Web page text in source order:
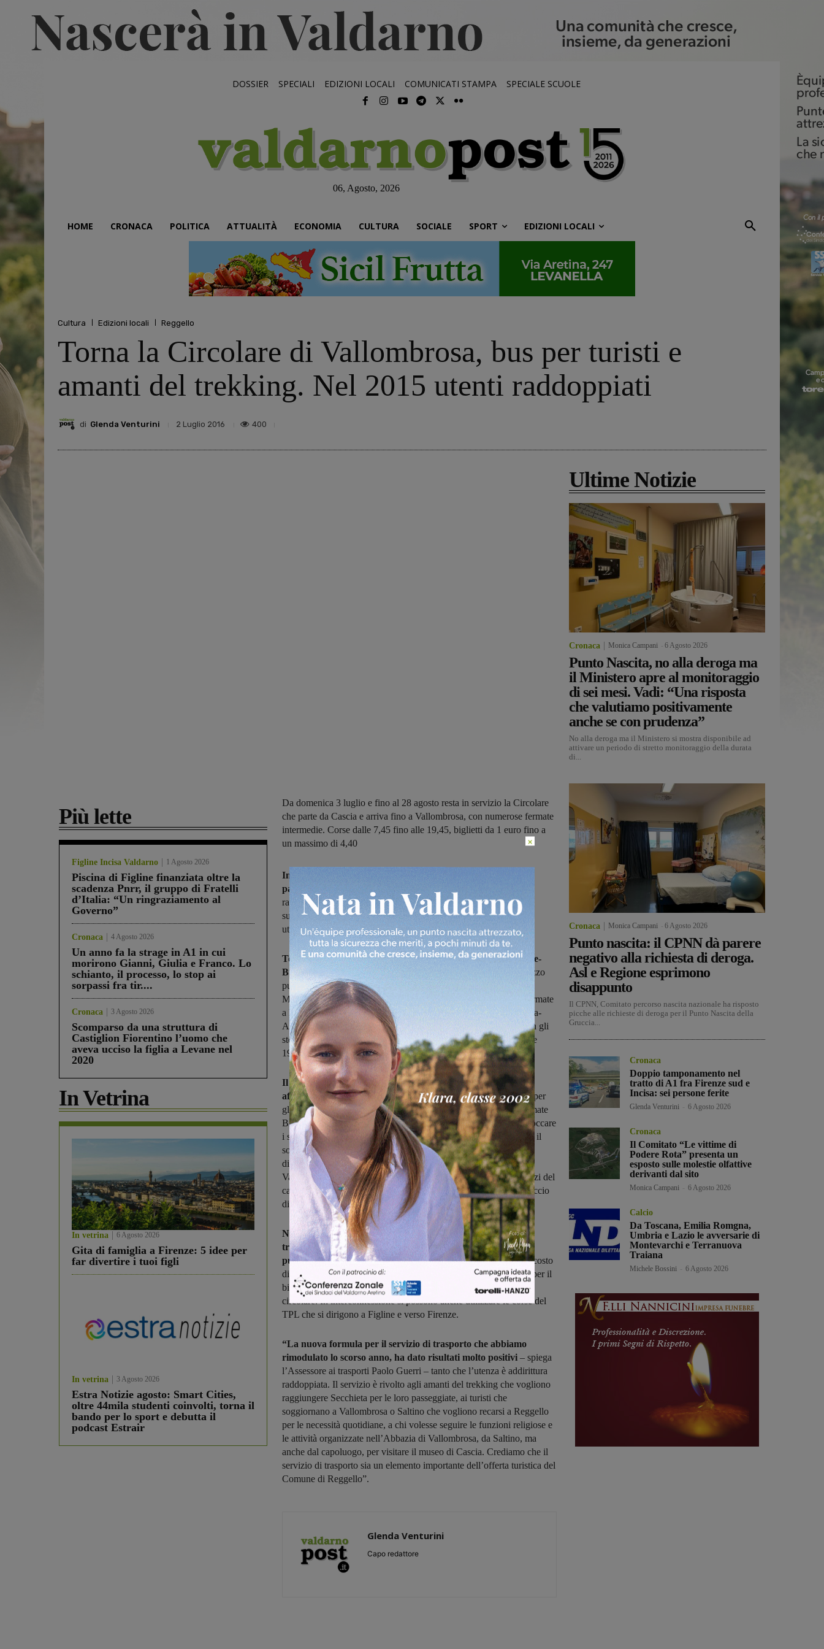
DOSSIER SPECIALI EDIZIONI LOCALI COMUNICATI STAMPA SPECIALE SCUOLE
06, Agosto, 2026
HOME CRONACA POLITICA ATTUALITÀ ECONOMIA CULTURA SOCIALE SPORT EDIZIONI LOCALI
Cultura Edizioni locali Reggello
Torna la Circolare di Vallombrosa, bus per turisti e
amanti del trekking. Nel 2015 utenti raddoppiati
di Glenda Venturini 2 Luglio 2016 400
Più lette
Figline Incisa Valdarno 1 Agosto 2026
Piscina di Figline finanziata oltre la
scadenza Pnrr, il gruppo di Fratelli
d’Italia: “Un ringraziamento al
Governo”
Cronaca 4 Agosto 2026
Un anno fa la strage in A1 in cui
morirono Gianni, Giulia e Franco. Lo
schianto, il processo, lo stop ai
sorpassi fra tir....
Cronaca 3 Agosto 2026
Scomparso da una struttura di
Castiglion Fiorentino l’uomo che
aveva ucciso la figlia a Levane nel
2020
In Vetrina
In vetrina 6 Agosto 2026
Gita di famiglia a Firenze: 5 idee per
far divertire i tuoi figli
In vetrina 3 Agosto 2026
Estra Notizie agosto: Smart Cities,
oltre 44mila studenti coinvolti, torna il
bando per lo sport e debutta il
podcast Estrair
Da domenica 3 luglio e fino al 28 agosto resta in servizio la Circolare
che parte da Cascia e arriva fino a Vallombrosa, con numerose fermate
intermedie. Corse dalle 7,45 fino alle 19,45, biglietti da 1 euro fino a
un massimo di 4,40
Introdotta nel 2015 con modalità del tutto nuove rispetto al
passato, la Circolare di Vallombrosa ha fatto il botto.
raddoppiati per un servizio che consente di scoprire i luoghi più
suggestivi di Reggello e delle sue montagne, senza bisogno di
utilizzare l’auto e di cercare parcheggio.
Tornerà in servizio a partire da domenica 3 luglio la Circolare-
Bus+Trekking, e ci resterà fino al 28 agosto.
Si tratta di un mezzo
pubblico che transiterà da Reggello e Cascia di fronte al Museo
Masaccio, e toccherà tutti i luoghi più suggestivi del territorio. Fermate
a Reggello-capolinea, Pietrapiana, Saltino, Secchieta, Vallombrosa-
Abbazia, Vallombrosa-Bivio Consuma, Vignale e poi indietro con gli
stessi stop. Le corse partono ogni giorno alle 7,45 e terminano alle
19,45.
Il successo di questo servizio è legato al turismo che in estate
affolla la montagna reggellese. Il bus diventa utile, ad esempio, per
gli amanti del trekking che potranno sfruttare in particolare le fermate
Bivio Secchieta, Vallombrosa-Bivio Consuma e Vignale per imboccare
i suggestivi itinerari trekking che si possono percorrere anche con il
sostegno di guide turistiche Uisp. Il pulmino però sarà anche a
disposizione dei turisti e cittadini che soggiornano a Saltino e
Vallombrosa che avranno un mezzo per sfruttare i negozi e i servizi del
capoluogo, oltre che avere la possibilità di visitare il Museo Masaccio
di Cascia.
Numerose sono le corse giornaliere, l’orario completo si può
trovare sul sito del comune di Reggello o in tutti i luoghi di
pubblica utilità,dove si possono acquistare anche i biglietti, dal costo
di 1 euro per la corsa semplice, 2.20 per il percorso lungo e 4,40 per il
biglietto giornaliero, che permette di sfruttare tutte le corse della
circolare. In interconnessione si possono anche utilizzare le corse del
TPL che si dirigono a Figline e verso Firenze.
“La nuova formula per il servizio di trasporto che abbiamo
rimodulato lo scorso anno, ha dato risultati molto positivi – spiega
l’Assessore ai trasporti Paolo Guerri – tanto che l’utenza è addirittura
raddoppiata. Il servizio è rivolto agli amanti del trekking che vogliono
raggiungere Secchieta per le loro passeggiate, ai turisti che
soggiornano a Vallombrosa o Saltino che vogliono recarsi a Reggello
per le necessità quotidiane, a chi volesse seguire le funzioni religiose e
le attività organizzate nell’Abbazia di Vallombrosa, da Saltino, ma
anche dal capoluogo, per visitare il museo di Cascia. Crediamo che il
servizio di trasporto sia un elemento importante dell’offerta turistica del
Comune di Reggello”.
Glenda Venturini
Capo redattore
Ultime Notizie
Cronaca Monica Campani 6 Agosto 2026
Punto Nascita, no alla deroga ma
il Ministero apre al monitoraggio
di sei mesi. Vadi: “Una risposta
che valutiamo positivamente
anche se con prudenza”
No alla deroga ma il Ministero si mostra disponibile ad
attivare un periodo di stretto monitoraggio della durata
di...
Cronaca Monica Campani 6 Agosto 2026
Punto nascita: il CPNN dà parere
negativo alla richiesta di deroga.
Asl e Regione esprimono
disappunto
Il CPNN, Comitato percorso nascita nazionale ha risposto
picche alle richieste di deroga per il Punto Nascita della
Gruccia...
Cronaca
Doppio tamponamento nel
tratto di A1 fra Firenze sud e
Incisa: sei persone ferite
Glenda Venturini 6 Agosto 2026
Cronaca
Il Comitato “Le vittime di
Podere Rota” presenta un
esposto sulle molestie olfattive
derivanti dal sito
Monica Campani 6 Agosto 2026
Calcio
Da Toscana, Emilia Romgna,
Umbria e Lazio le avversarie di
Montevarchi e Terranuova
Traiana
Michele Bossini 6 Agosto 2026
×